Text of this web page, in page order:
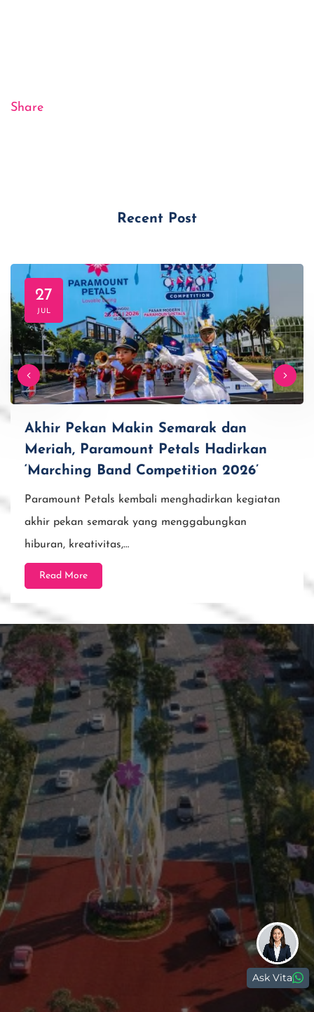
Share
Recent Post
27
JUL
Akhir Pekan Makin Semarak dan
Meriah, Paramount Petals Hadirkan
‘Marching Band Competition 2026’
Paramount Petals kembali menghadirkan kegiatan
akhir pekan semarak yang menggabungkan
hiburan, kreativitas,…
Read More
Residential
Commercial
0813 999 08 999
(021) 59999999
digitalcare@paramount-land.com
Ask Vita